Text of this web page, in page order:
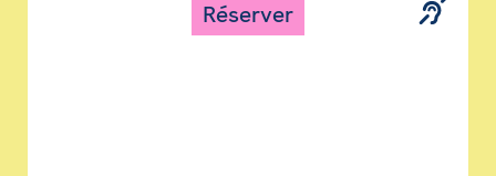
Réserver